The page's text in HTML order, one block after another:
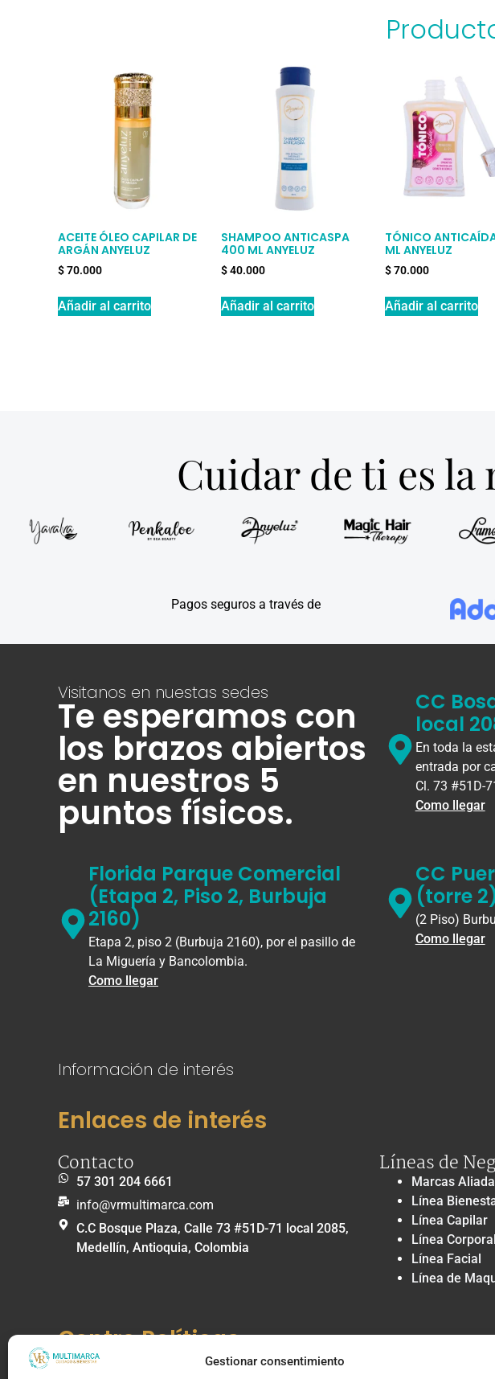
Gestionar consentimiento
ACEITE ÓLEO CAPILAR DE
ARGÁN ANYELUZ
$70.000
Añadir al carrito
SHAMPOO ANTICASPA
400 ML ANYELUZ
$40.000
Añadir al carrito
TÓNICO
ML ANYELUZ
$70.000
Añadir al carrito
Cuidar de ti es
Pagos seguros a través de
Visitanos en nuestas sedes
Te esperamos con
los brazos abiertos
en nuestros 5
puntos físicos.
CC
local
En toda la
entrada por
Cl. 73 #51D-
Como llegar
Florida Parque Comercial
(Etapa 2, Piso 2, Burbuja
2160)
Etapa 2, piso 2 (Burbuja 2160), por el pasillo de
La Miguería y Bancolombia.
Como llegar
CC
(torre
(2 Piso)
Como llegar
Información de interés
Enlaces de interés
Contacto
57 301 204 6661
info@vrmultimarca.com
C.C Bosque Plaza, Calle 73 #51D-71 local 2085,
Medellín, Antioquia, Colombia
Líneas de
Marcas
Línea
Línea Capilar
Línea Corporal
Línea Facial
Línea de
Centro Políticas